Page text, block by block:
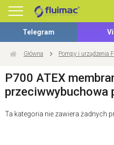
Telegram
Główna Pompy i urządzenia
P700 ATEX
przeciwwybuchowa
Ta kategoria nie zawiera żadnych